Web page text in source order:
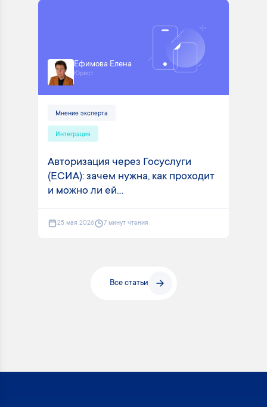
Ефимова Елена
Юрист
Мнение эксперта
Интеграция
Авторизация через Госуслуги
(ЕСИА): зачем нужна, как проходит
и можно ли ей...
25 мая 2026 7 минут чтения
Все статьи